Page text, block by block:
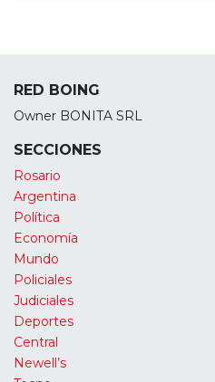
RED BOING
Owner BONITA SRL
SECCIONES
Rosario
Argentina
Política
Economía
Mundo
Policiales
Judiciales
Deportes
Central
Newell’s